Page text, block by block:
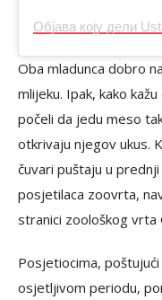
Oba mladunca dobro
mlijeku. Ipak, kako
počeli da jedu meso
otkrivaju njegov ukus.
čuvari puštaju u
posjetilaca zoovrta,
stranici zoološkog vrta
Posjetiocima, poštujući
osjetljivom periodu,